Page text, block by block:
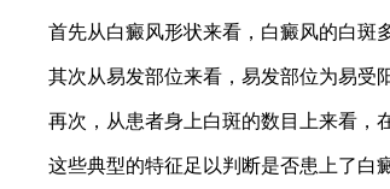
首先从白癜风形状来看，白癜风的白斑多
其次从易发部位来看，易发部位为易受阳
再次，从患者身上白斑的数目上来看，在
这些典型的特征足以判断是否患上了白癜